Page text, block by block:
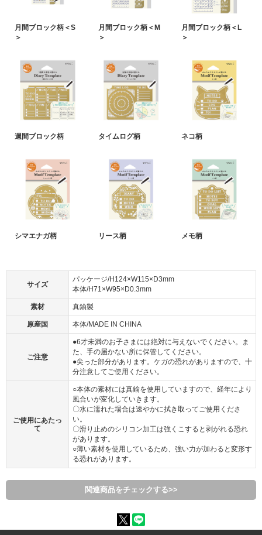
月間ブロック柄＜S
＞
月間ブロック柄＜M
＞
月間ブロック柄＜L
＞
週間ブロック柄 タイムログ柄 ネコ柄
シマエナガ柄 リース柄 メモ柄
サイズ
パッケージ/H124×W115×D3mm
本体/H71×W95×D0.3mm
素材 真鍮製
原産国 本体/MADE IN CHINA
ご注意
●6才未満のお子さまには絶対に与えないでください。ま
た、手の届かない所に保管してください。
●尖った部分があります。ケガの恐れがありますので、十
分注意してご使用ください。
ご使用にあたっ
て
○本体の素材には真鍮を使用していますので、経年により
風合いが変化していきます。
〇水に濡れた場合は速やかに拭き取ってご使用くださ
い。
〇滑り止めのシリコン加工は強くこすると剥がれる恐れ
があります。
○薄い素材を使用しているため、強い力が加わると変形す
る恐れがあります。
関連商品をチェックする>>